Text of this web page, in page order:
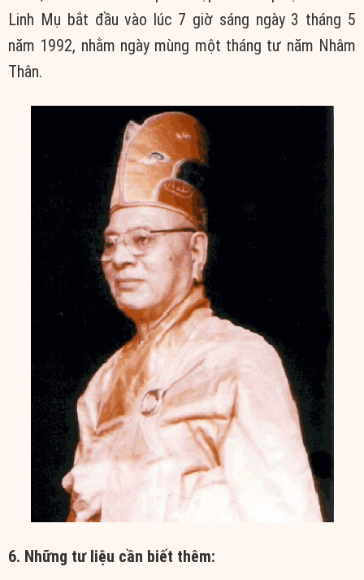
Linh Mụ bắt đầu vào lúc 7 giờ sáng ngày 3 tháng 5
năm 1992, nhằm ngày mùng một tháng tư năm Nhâm
Thân.
6. Những tư liệu cần biết thêm: